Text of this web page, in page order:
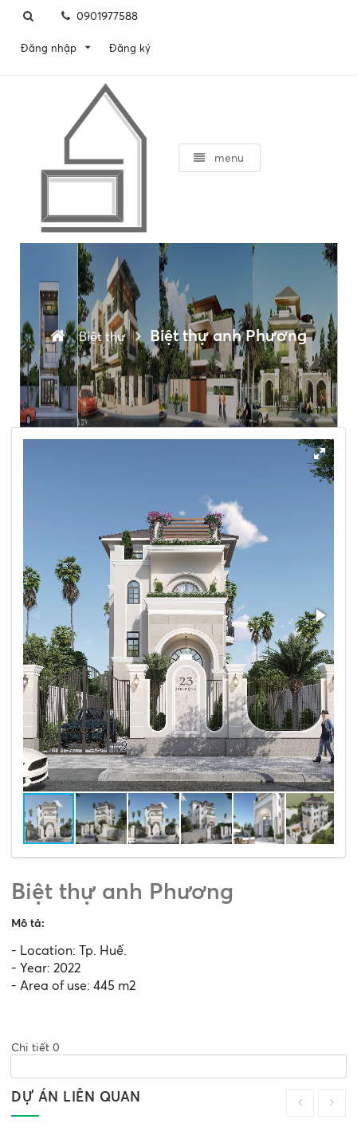
0901977588
Đăng nhập Đăng ký
menu
Biệt thự Biệt thự anh Phương
Biệt thự anh Phương
Mô tả:
- Location: Tp. Huế.
- Year: 2022
- Area of use: 445 m2
Chi tiết 0
DỰ ÁN LIÊN QUAN